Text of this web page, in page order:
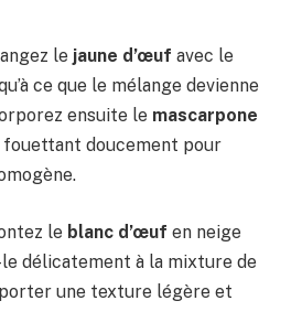
le jaune d’œuf avec le
ce que le mélange devienne
ensuite le mascarpone
doucement pour
le blanc d’œuf en neige
délicatement à la mixture de
une texture légère et